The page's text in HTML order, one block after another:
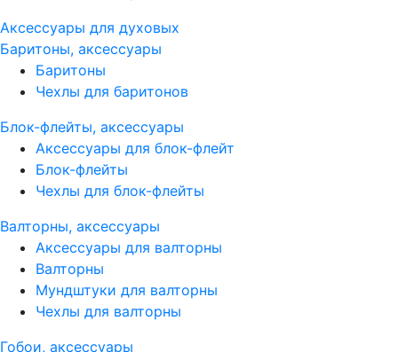
Аксессуары для духовых
Баритоны, аксессуары
Баритоны
Чехлы для баритонов
Блок-флейты, аксессуары
Аксессуары для блок-флейт
Блок-флейты
Чехлы для блок-флейты
Валторны, аксессуары
Аксессуары для валторны
Валторны
Мундштуки для валторны
Чехлы для валторны
Гобои, аксессуары